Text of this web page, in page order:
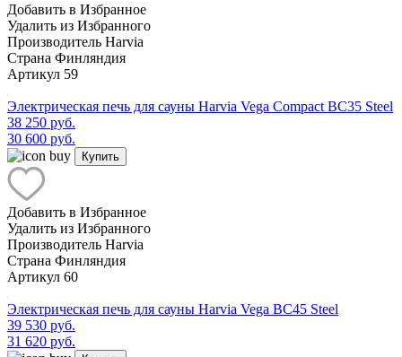
Добавить в Избранное
Удалить из Избранного
Производитель Harvia
Страна Финляндия
Артикул 59
Электрическая печь для сауны Harvia Vega Compact BC35 Steel
38 250 руб.
30 600 руб.
Купить
Добавить в Избранное
Удалить из Избранного
Производитель Harvia
Страна Финляндия
Артикул 60
Электрическая печь для сауны Harvia Vega BC45 Steel
39 530 руб.
31 620 руб.